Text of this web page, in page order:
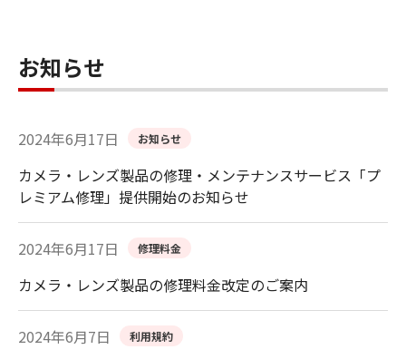
お知らせ
2024年6月17日 お知らせ
カメラ・レンズ製品の修理・メンテナンスサービス「プ
レミアム修理」提供開始のお知らせ
2024年6月17日 修理料金
カメラ・レンズ製品の修理料金改定のご案内
2024年6月7日 利用規約